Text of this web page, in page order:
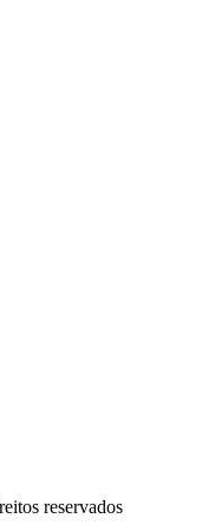
reservados